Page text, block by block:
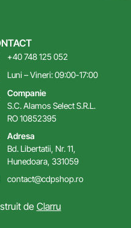
+40 748 125 052
Luni – Vineri: 09:00-17:00
Companie
S.C. Alamos Select S.R.L.
RO 10852395
Adresa
Bd. Libertatii, Nr. 11,
Hunedoara, 331059
contact@cdpshop.ro
de Clarru